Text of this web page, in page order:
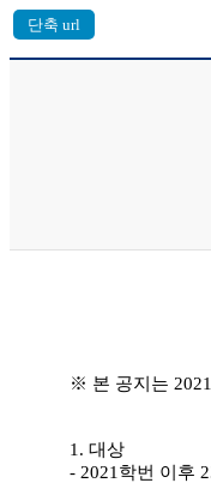
※ 본 공지는 2021
1. 대상
- 2021 학번 이후 2